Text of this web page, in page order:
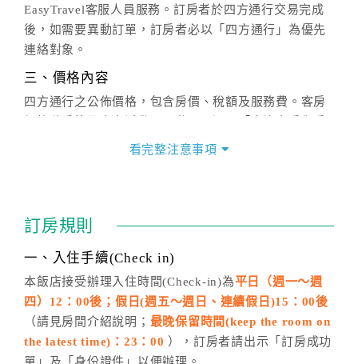
EasyTravel客服人員服務。訂房者於四方通行交易完成
後，如需要異動訂單，訂房者必以「四方通行」為優先
連絡對象。
三、價格內容
四方通行之公佈價格，包含房價、稅額及服務費。客房
價」之當日價格為標準。
話方式異動訂單。
※非客服時間之申辦異動，皆為次日計算及辦理。
五、客服時間
週一至週日，上午9:00～晚上6:00
六、聯絡方式
週一至週日：客服聯絡單、LINE@
看完整注意事項
訂房規則
一、入住手續(Check in)
本飯店接受辦理入住時間(Check-in)為平日（週一～週
四）12：00後；假日(週五～週日、連續假日)15：00後
（請見房間介紹說明； 最晚保留時間(keep the room on
the latest time)：23：00 ），訂房者請出示「訂房成功